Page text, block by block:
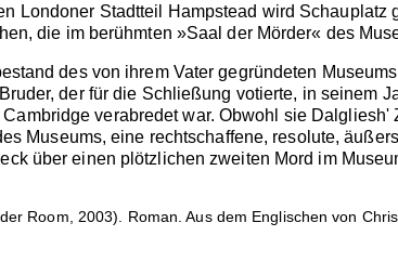
Londoner Stadtteil Hampstead wird
die im berühmten »Saal der Mörder« des
des von ihrem Vater gegründeten
der für die Schließung votierte, in seinem
verabredet war. Obwohl sie
Museums, eine rechtschaffene, resolute,
über einen plötzlichen zweiten Mord im
Room, 2003). Roman. Aus dem Englischen von